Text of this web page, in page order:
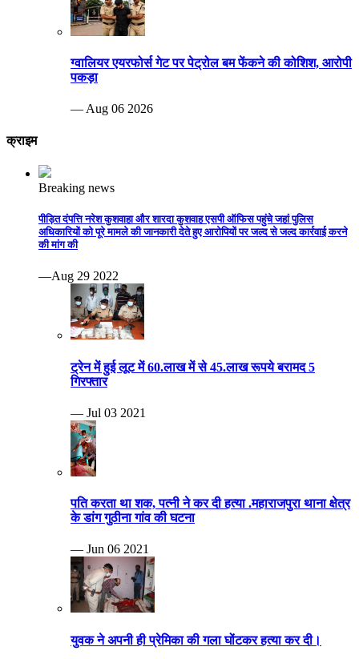
ग्वालियर एयरफोर्स गेट पर पेट्रोल बम फेंकने की कोशिश, आरोपी
पकड़ा
— Aug 06 2026
क्राइम
Breaking news
पीड़ित दंपत्ति नरेश कुशवाहा और शारदा कुशवाह एसपी ऑफिस पहुंचे जहां पुलिस
अधिकारियों को पूरे मामले की जानकारी देते हुए आरोपियों पर जल्द से जल्द कार्रवाई करने
की मांग की
—Aug 29 2022
ट्रेन में हुई लूट में 60.लाख में से 45.लाख रूपये बरामद 5
गिरफ्तार
— Jul 03 2021
पति करता था शक, पत्नी ने कर दी हत्या .महाराजपुरा थाना क्षेत्र
के डांग गुठीना गांव की घटना
— Jun 06 2021
युवक ने अपनी ही प्रेमिका की गला घोंटकर हत्या कर दी।